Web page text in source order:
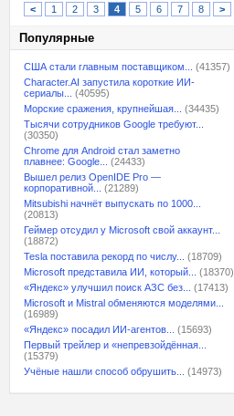
< 1 2 3 4 5 6 7 8 >
Популярные
США стали главным поставщиком...
(41357)
Character.AI запустила короткие ИИ-
сериалы...
(40595)
Морские сражения, крупнейшая...
(34435)
Тысячи сотрудников Google требуют...
(30350)
Chrome для Android стал заметно
плавнее: Google...
(24433)
Вышел релиз OpenIDE Pro —
корпоративной...
(21289)
Mitsubishi начнёт выпускать по 1000...
(20813)
Геймер отсудил у Microsoft свой аккаунт...
(18872)
Tesla поставила рекорд по числу...
(18709)
Microsoft представила ИИ, который...
(18370)
«Яндекс» улучшил поиск АЗС без...
(17413)
Microsoft и Mistral обменяются моделями...
(16989)
«Яндекс» посадил ИИ-агентов...
(15693)
Первый трейлер и «непревзойдённая...
(15379)
Учёные нашли способ обрушить...
(14973)